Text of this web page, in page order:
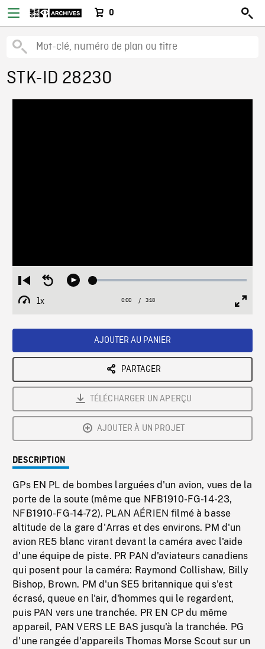
0
STK-ID 28230
Restart
from
beginning
Seek
Play Loaded:
1x
Playback
Current
0:00 / Duration
3:18
AJOUTER AU PANIER
PARTAGER
TÉLÉCHARGER UN APERÇU
AJOUTER À UN PROJET
DESCRIPTION
GPs EN PL de bombes larguées d'un avion, vues de la
porte de la soute (même que NFB1910-FG-14-23,
NFB1910-FG-14-72). PLAN AÉRIEN filmé à basse
altitude de la gare d'Arras et des environs. PM d'un
avion RE5 blanc virant devant la caméra avec l'aide
d'une équipe de piste. PR PAN d'aviateurs canadiens
qui posent pour la caméra: Raymond Collishaw, Billy
Bishop, Brown. PM d'un SE5 britannique qui s'est
écrasé, queue en l'air, d'hommes qui le regardent,
puis PAN vers une tranchée. PR EN CP du même
appareil, PAN VERS LE BAS jusqu'à la tranchée. PG
d'une rangée d'appareils Thomas Morse Scout sur un